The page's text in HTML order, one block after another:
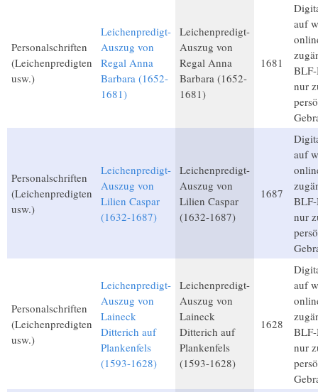
Personalschriften
(Leichenpredigten
usw.)
Leichenpredigt-
Auszug von
Regal Anna
Barbara (1652-
1681)
Leichenpredigt-
Auszug von
Regal Anna
Barbara (1652-
1681)
1681
auf
nur
Personalschriften
(Leichenpredigten
usw.)
Leichenpredigt-
Auszug von
Lilien Caspar
(1632-1687)
Leichenpredigt-
Auszug von
Lilien Caspar
(1632-1687)
1687
auf
nur
Personalschriften
(Leichenpredigten
usw.)
Leichenpredigt-
Auszug von
Laineck
Ditterich auf
Plankenfels
(1593-1628)
Leichenpredigt-
Auszug von
Laineck
Ditterich auf
Plankenfels
(1593-1628)
1628
auf
nur